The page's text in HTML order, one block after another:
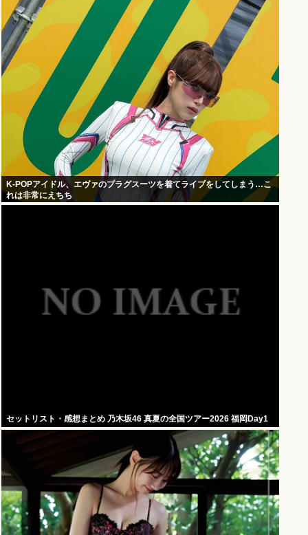
K-POPアイドル、エヴァのプラグスーツを着てライブをしてしまう…こ
れは非常にえちち
セットリスト・感想まとめ 乃木坂46 真夏の全国ツアー2026 福岡Day1